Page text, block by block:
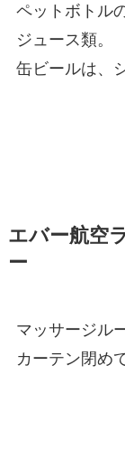
ペットボトル
ジュース類。
缶ビールは、
エバー航空
ー
マッサージル
カーテン閉め